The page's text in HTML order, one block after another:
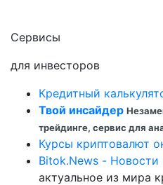
Сервисы
для инвесторов
Кредитный
Твой инсайдер
трейдинге, сервис для
Курсы криптовалют
Bitok.News - Новости
актуальное из мира